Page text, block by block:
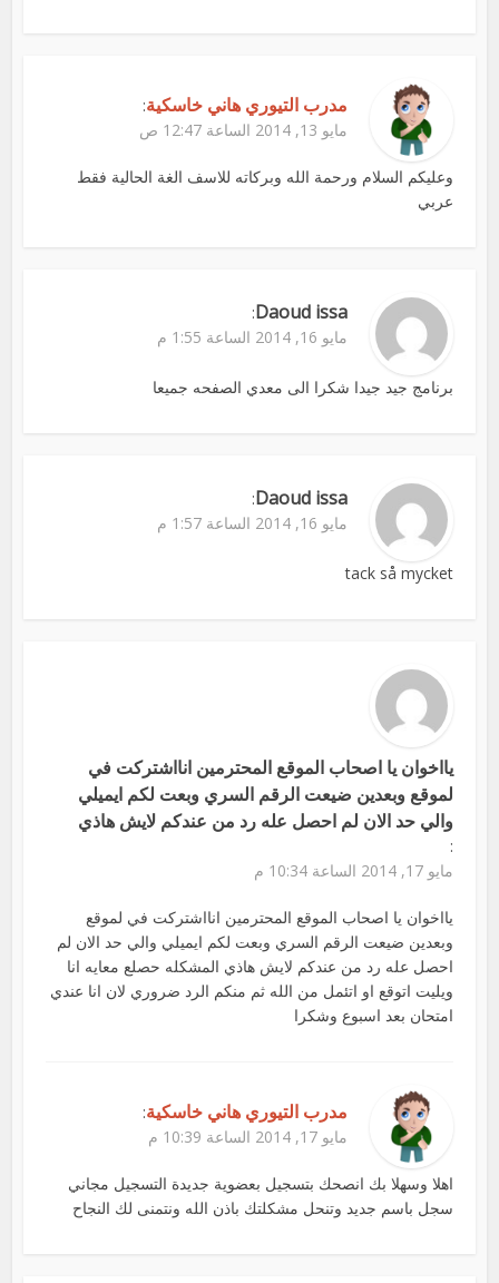
مدرب التيوري هاني خاسكية:
مايو 13, 2014 الساعة 12:47 ص
وعليكم السلام ورحمة الله وبركاته للاسف الغة الحالية فقط
عربي
Daoud issa
:
مايو 16, 2014 الساعة 1:55 م
برنامج جيد جيدا شكرا الى معدي الصفحه جميعا
Daoud issa
:
مايو 16, 2014 الساعة 1:57 م
tack så mycket
يااخوان يا اصحاب الموقع المحترمين انااشتركت في
لموقع وبعدين ضيعت الرقم السري وبعت لكم ايميلي
والي حد الان لم احصل عله رد من عندكم لايش هاذي
:
مايو 17, 2014 الساعة 10:34 م
يااخوان يا اصحاب الموقع المحترمين انااشتركت في لموقع
وبعدين ضيعت الرقم السري وبعت لكم ايميلي والي حد الان لم
احصل عله رد من عندكم لايش هاذي المشكله حصلع معايه انا
ويليت اتوقع او اتئمل من الله ثم منكم الرد ضروري لان انا عندي
امتحان بعد اسبوع وشكرا
مدرب التيوري هاني خاسكية:
مايو 17, 2014 الساعة 10:39 م
اهلا وسهلا بك انصحك بتسجيل بعضوية جديدة التسجيل مجاني
سجل باسم جديد وتنحل مشكلتك باذن الله ونتمنى لك النجاح